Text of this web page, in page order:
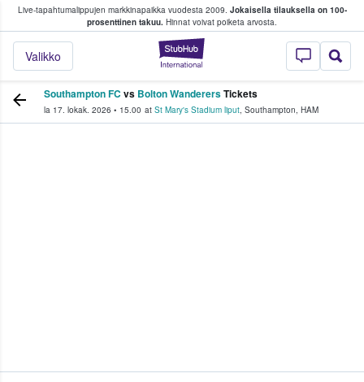
Live-tapahtumalippujen markkinapaikka vuodesta 2009. Jokaisella tilauksella on 100-
prosenttinen takuu. Hinnat voivat poiketa arvosta.
StubHub -
Valikko
fanit ostavat ja myyvät lippuja
Southampton FC vs Bolton WanderersTickets
la 17. lokak. 2026 • 15.00 at St Mary's Stadium liput, Southampton, HAM